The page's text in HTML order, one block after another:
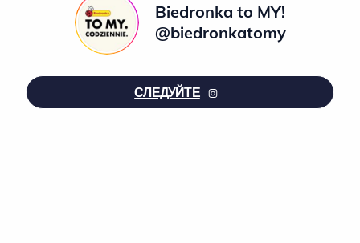
Biedronka to MY!
@biedronkatomy
СЛЕДУЙТЕ